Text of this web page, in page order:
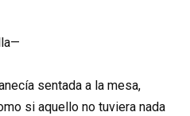
sentada a la mesa,
si aquello no tuviera nada